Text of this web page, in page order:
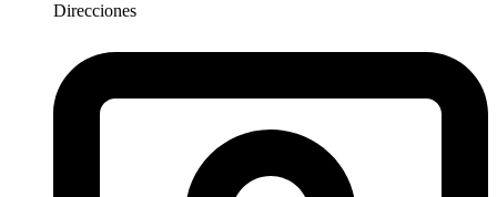
Direcciones